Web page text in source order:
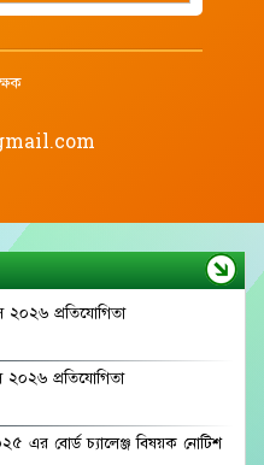
প্রতিযোগিতা
প্রতিযোগিতা
এর বোর্ড চ্যালেঞ্জ বিষয়ক নোটিশ